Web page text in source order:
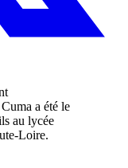
a été le
au lycée
Loire.